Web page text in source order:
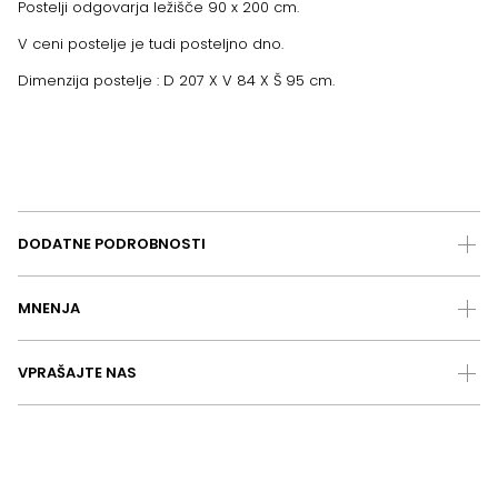
Postelji odgovarja ležišče 90 x 200 cm.
V ceni postelje je tudi posteljno dno.
Dimenzija postelje : D 207 X V 84 X Š 95 cm.
DODATNE PODROBNOSTI
MNENJA
VPRAŠAJTE NAS